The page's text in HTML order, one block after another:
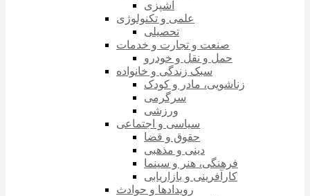
آشپزی
علمی و تکنولوژی
تحصیلی
صنعت و تجارت و خدمات
حمل و نقل و خودرو
سبک زندگی و خانواده
زناشویی، مادر و کودک
سرگرمی
ورزشی
سیاسی و اجتماعی
حقوق و قضا
دینی و مذهبی
فرهنگی، هنر و سینما
کارآفرینی و بازاریابی
رویدادها و حوادث